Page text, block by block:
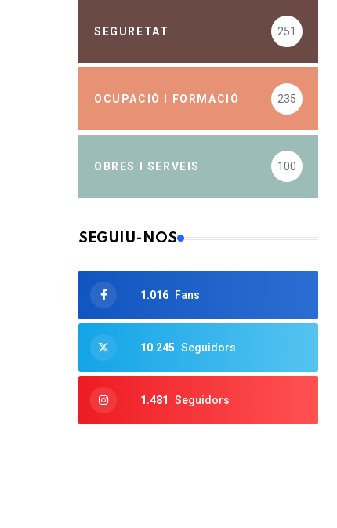
SEGURETAT 251
OCUPACIÓ I FORMACIÓ 235
OBRES I SERVEIS 100
SEGUIU-NOS
1.016 Fans
10.245 Seguidors
1.481 Seguidors